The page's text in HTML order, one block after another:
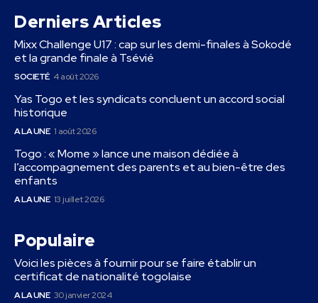
Derniers Articles
Mixx Challenge U17 : cap sur les demi-finales à Sokodé
et la grande finale à Tsévié
SOCIETÉ 4 août 2026
Yas Togo et les syndicats concluent un accord social
historique
A LA UNE 1 août 2026
Togo : « Mome » lance une maison dédiée à
l’accompagnement des parents et au bien-être des
enfants
A LA UNE 13 juillet 2026
Populaire
Voici les pièces à fournir pour se faire établir un
certificat de nationalité togolaise
A LA UNE 30 janvier 2024